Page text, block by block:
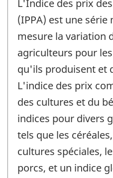
L'Indice des prix
(IPPA) est une série
mesure la variation
agriculteurs pour
qu'ils produisent et
L'indice des prix
des cultures et du
indices pour divers
tels que les
cultures spéciales,
porcs, et un indice